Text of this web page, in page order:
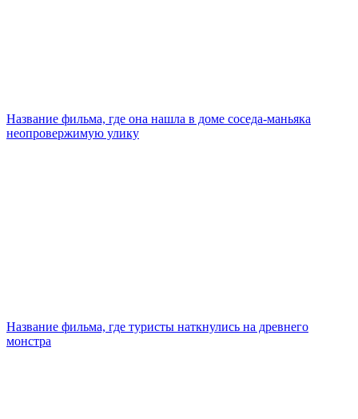
Название фильма, где она нашла в доме соседа-маньяка
неопровержимую улику
Название фильма, где туристы наткнулись на древнего
монстра